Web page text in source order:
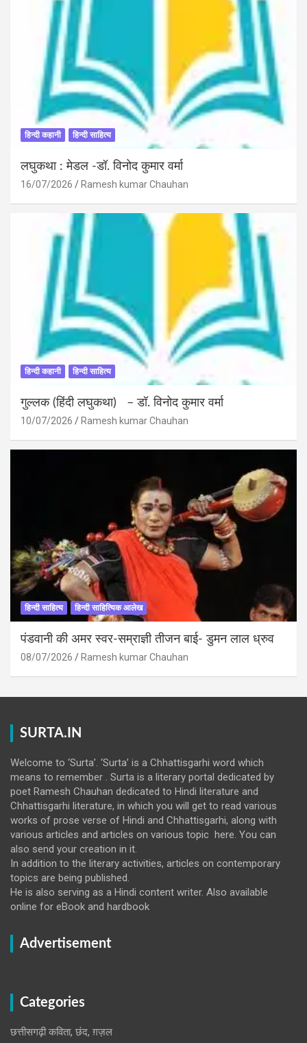
हिन्दी कहानी हिन्दी साहित्य
लघुकथा : मेडल -डॉ. विनोद कुमार वर्मा
16/07/2026 Ramesh kumar Chauhan
हिन्दी कहानी हिन्दी साहित्य
गुल्लक (हिंदी लघुकथा) – डॉ. विनोद कुमार वर्मा
10/07/2026 Ramesh kumar Chauhan
हिन्दी साहित्य हिन्दी साहित्यिक आलेख
पंडवानी की अमर स्वर-सम्राज्ञी तीजन बाई- डुमन लाल ध्रुव
08/07/2026 Ramesh kumar Chauhan
SURTA.IN
Welcome to ‘Surta’. ‘Surta’ is a Chhattisgarhi word which
means to remember . Surta is a literary portal dedicated by
poet Ramesh Chauhan dedicated to Hindi literature and
Chhattisgarhi literature, in which you will get to read various
works of prose verse of Hindi and Chhattisgarhi, along with
various articles and articles on various topic here. You can
also send your creation in it.
In addition to the literary activities, articles on contemporary
topics are being published.
He is also serving as a Hindi content writer. Also available
online for eBook and hardbook
Advertisement
Categories
छत्तीसगढ़ी कविता, छंद, ग़ज़ल